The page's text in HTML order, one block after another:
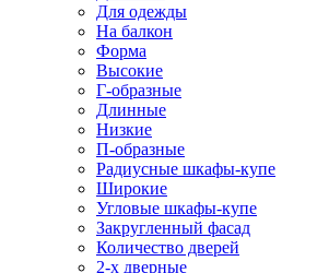
Для одежды
На балкон
Форма
Высокие
Г-образные
Длинные
Низкие
П-образные
Радиусные шкафы-купе
Широкие
Угловые шкафы-купе
Закругленный фасад
Количество дверей
2-х дверные